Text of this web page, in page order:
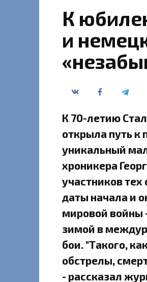
К
и
К 70-летию
открыла путь
уникальный
хроникера
участников
даты начала и
мировой войны
зимой в
бои. "Такого,
обстрелы,
- рассказал